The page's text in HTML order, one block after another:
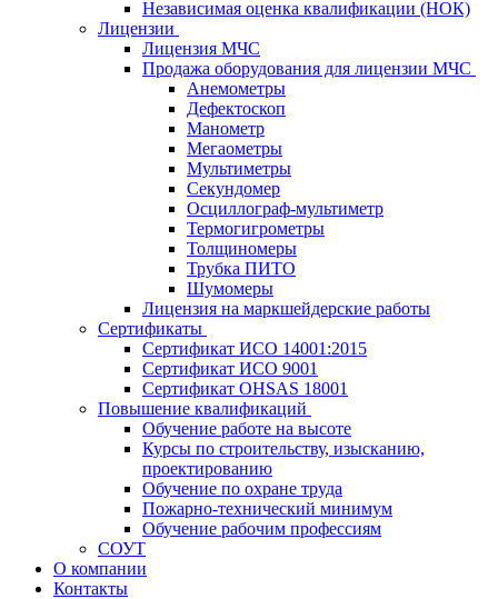
Независимая оценка квалификации (НОК)
Лицензии
Лицензия МЧС
Продажа оборудования для лицензии МЧС
Анемометры
Дефектоскоп
Манометр
Мегаометры
Мультиметры
Секундомер
Осциллограф-мультиметр
Термогигрометры
Толщиномеры
Трубка ПИТО
Шумомеры
Лицензия на маркшейдерские работы
Сертификаты
Сертификат ИСО 14001:2015
Сертификат ИСО 9001
Сертификат OHSAS 18001
Повышение квалификаций
Обучение работе на высоте
Курсы по строительству, изысканию,
проектированию
Обучение по охране труда
Пожарно-технический минимум
Обучение рабочим профессиям
СОУТ
О компании
Контакты